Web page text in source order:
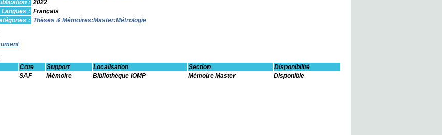
: 2022
Langues : Français
: Thèses & Mémoires:Master:Métrologie
Cote Support Localisation Section
Disponibilité
SAF Mémoire Bibliothèque IOMP Mémoire Master Disponible